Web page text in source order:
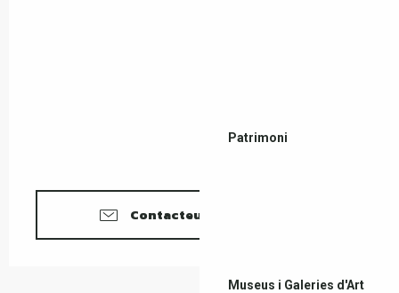
Patrimoni
Museus i Galeries d'Art
Contacteu amb nosaltres